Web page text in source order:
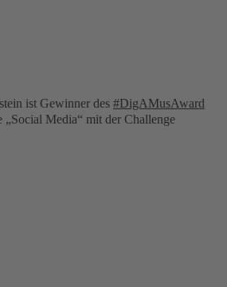
ist Gewinner des #DigAMusAward
„Social Media“ mit der Challenge